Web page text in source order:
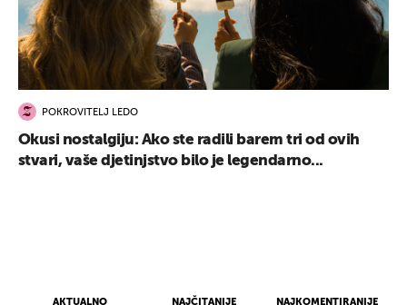
AKTUALNO NAJČITANIJE NAJKOMENTIRANIJE
POKROVITELJ LEDO
Okusi nostalgiju: Ako ste radili barem tri od ovih
stvari, vaše djetinjstvo bilo je legendarno...